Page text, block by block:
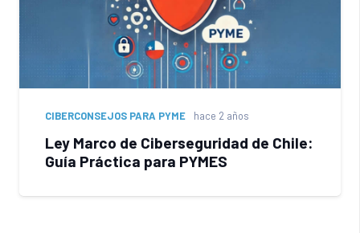
CIBERCONSEJOS PARA PYME hace 2 años
Ley Marco de Ciberseguridad de Chile:
Guía Práctica para PYMES